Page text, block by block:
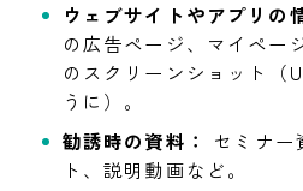
ウェブサイトやアプリの
の広告ページ、マイペー
のスクリーンショット（
うに）。
勧誘時の資料：
セミナー
ト、説明動画など。